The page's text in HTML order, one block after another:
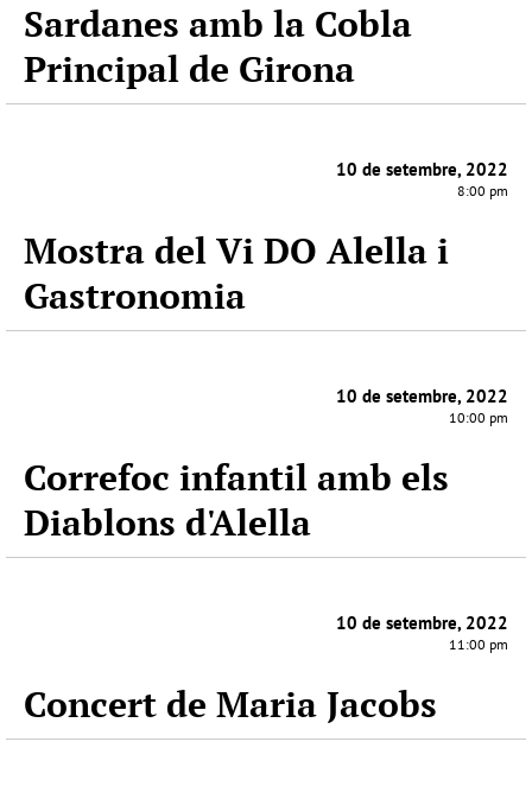
Sardanes amb la Cobla
Principal de Girona
10 de setembre, 2022
8:00 pm
Mostra del Vi DO Alella i
Gastronomia
10 de setembre, 2022
10:00 pm
Correfoc infantil amb els
Diablons d'Alella
10 de setembre, 2022
11:00 pm
Concert de Maria Jacobs